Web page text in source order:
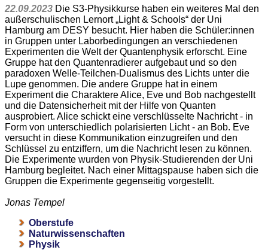
22.09.2023 Die S3-Physikkurse haben ein weiteres Mal den
außerschulischen Lernort „Light & Schools“ der Uni
Hamburg am DESY besucht. Hier haben die Schüler:innen
in Gruppen unter Laborbedingungen an verschiedenen
Experimenten die Welt der Quantenphysik erforscht. Eine
Gruppe hat den Quantenradierer aufgebaut und so den
paradoxen Welle-Teilchen-Dualismus des Lichts unter die
Lupe genommen. Die andere Gruppe hat in einem
Experiment die Charaktere Alice, Eve und Bob nachgestellt
und die Datensicherheit mit der Hilfe von Quanten
ausprobiert. Alice schickt eine verschlüsselte Nachricht - in
Form von unterschiedlich polarisierten Licht - an Bob. Eve
versucht in diese Kommunikation einzugreifen und den
Schlüssel zu entziffern, um die Nachricht lesen zu können.
Die Experimente wurden von Physik-Studierenden der Uni
Hamburg begleitet. Nach einer Mittagspause haben sich die
Gruppen die Experimente gegenseitig vorgestellt.
Jonas Tempel
Oberstufe
Naturwissenschaften
Physik